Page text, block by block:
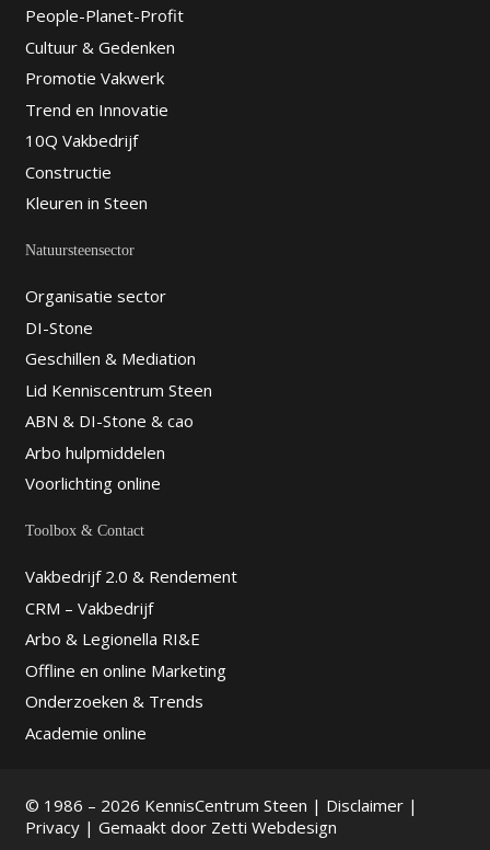
People-Planet-Profit
Cultuur & Gedenken
Promotie Vakwerk
Trend en Innovatie
10Q Vakbedrijf
Constructie
Kleuren in Steen
Natuursteensector
Organisatie sector
DI-Stone
Geschillen & Mediation
Lid Kenniscentrum Steen
ABN & DI-Stone & cao
Arbo hulpmiddelen
Voorlichting online
Toolbox & Contact
Vakbedrijf 2.0 & Rendement
CRM – Vakbedrijf
Arbo & Legionella RI&E
Offline en online Marketing
Onderzoeken & Trends
Academie online
© 1986 – 2026 KennisCentrum Steen | Disclaimer|
Privacy| Gemaakt door Zetti Webdesign